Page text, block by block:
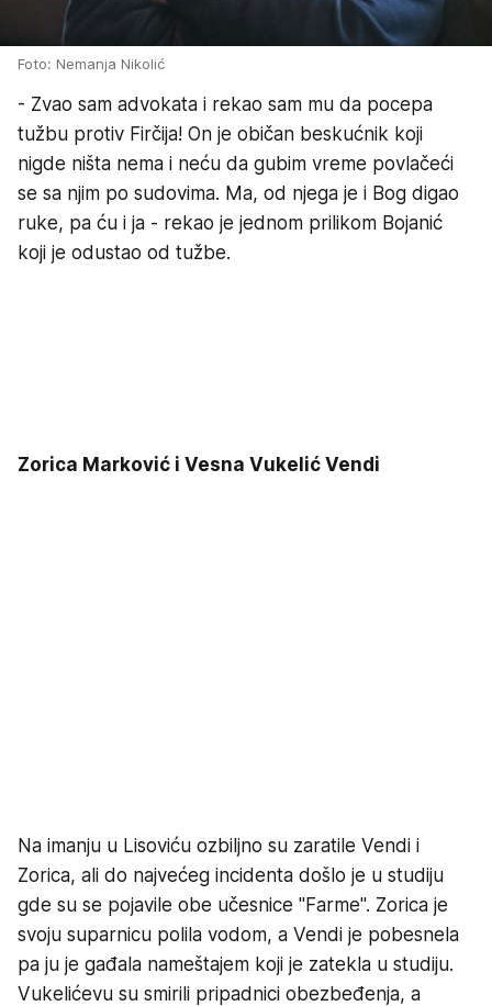
Foto: Nemanja Nikolić
- Zvao sam advokata i rekao sam mu da pocepa
tužbu protiv Firčija! On je običan beskućnik koji
nigde ništa nema i neću da gubim vreme povlačeći
se sa njim po sudovima. Ma, od njega je i Bog digao
ruke, pa ću i ja - rekao je jednom prilikom Bojanić
koji je odustao od tužbe.
Zorica Marković i Vesna Vukelić Vendi
Na imanju u Lisoviću ozbiljno su zaratile Vendi i
Zorica, ali do najvećeg incidenta došlo je u studiju
gde su se pojavile obe učesnice "Farme". Zorica je
svoju suparnicu polila vodom, a Vendi je pobesnela
pa ju je gađala nameštajem koji je zatekla u studiju.
Vukelićevu su smirili pripadnici obezbeđenja, a